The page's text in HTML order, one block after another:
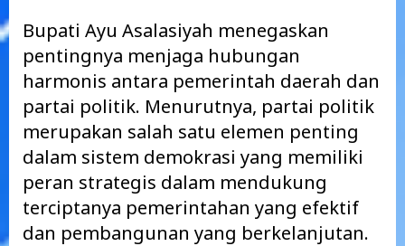
Bupati Ayu Asalasiyah menegaskan
pentingnya menjaga hubungan
harmonis antara pemerintah daerah dan
partai politik. Menurutnya, partai politik
merupakan salah satu elemen penting
dalam sistem demokrasi yang memiliki
peran strategis dalam mendukung
terciptanya pemerintahan yang efektif
dan pembangunan yang berkelanjutan.